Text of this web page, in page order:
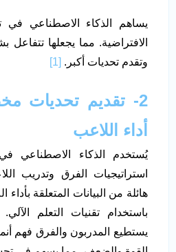
يساهم الذكاء الاصطناعي في
الافتراضية. مما يجعلها
وتقدم تحديات أكبر. [1]
2- تقديم تحديات
أداء اللاعب
يُستخدم الذكاء الاصطناعي في
استراتيجيات الفرق وتدريب
هائلة من البيانات المتعلقة بأداء
باستخدام تقنيات التعلم
يستطيع المدربون والفرق فهم